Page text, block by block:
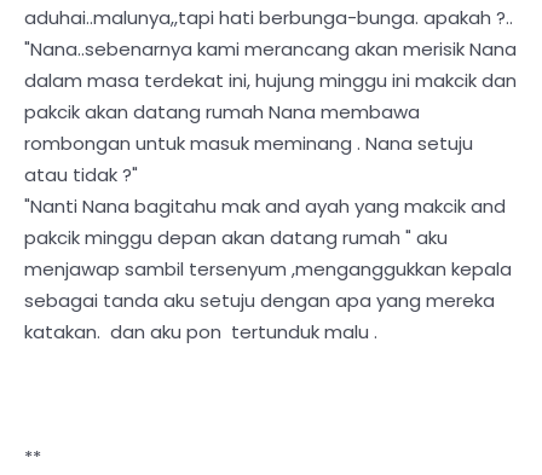
aduhai..malunya,,tapi hati berbunga-bunga. apakah ?..
"Nana..sebenarnya kami merancang akan merisik Nana
dalam masa terdekat ini, hujung minggu ini makcik dan
pakcik akan datang rumah Nana membawa
rombongan untuk masuk meminang . Nana setuju
atau tidak ?"
"Nanti Nana bagitahu mak and ayah yang makcik and
pakcik minggu depan akan datang rumah " aku
menjawap sambil tersenyum ,menganggukkan kepala
sebagai tanda aku setuju dengan apa yang mereka
katakan. dan aku pon tertunduk malu .
**